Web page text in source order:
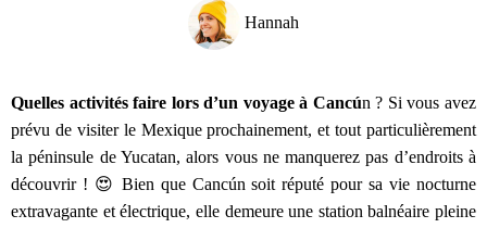
Hannah
Quelles activités faire lors d’un voyage à Cancún ? Si vous avez
prévu de visiter le Mexique prochainement, et tout particulièrement
la péninsule de Yucatan, alors vous ne manquerez pas d’endroits à
découvrir ! 😍 Bien que Cancún soit réputé pour sa vie nocturne
extravagante et électrique, elle demeure une station balnéaire pleine